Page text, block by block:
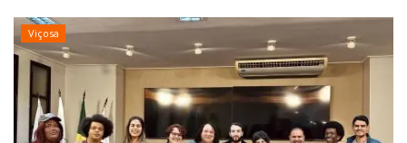
Viçosa